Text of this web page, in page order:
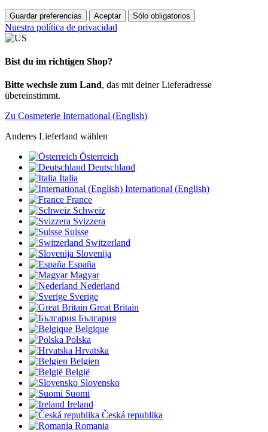
Guardar preferencias Aceptar Sólo obligatorios
Nuestra política de privacidad
Bist du im richtigen Shop?
Bitte wechsle zum Land, das mit deiner Lieferadresse
übereinstimmt.
Zu Cosmeterie International (English)
Anderes Lieferland wählen
Österreich
Deutschland
Italia
International (English)
France
Schweiz
Svizzera
Suisse
Switzerland
Slovenija
España
Magyar
Nederland
Sverige
Great Britain
България
Belgique
Polska
Hrvatska
Belgien
België
Slovensko
Suomi
Ireland
Česká republika
Romania